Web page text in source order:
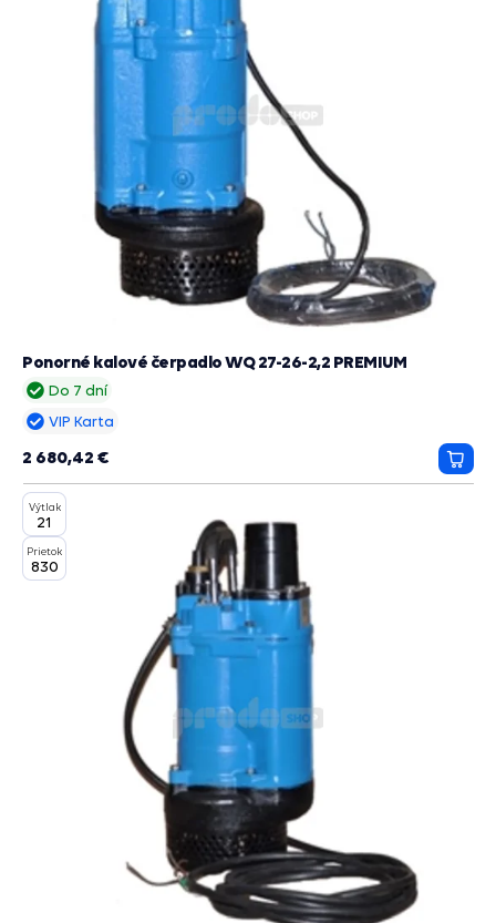
Do 7 dní
Ponorné kalové čerpadlo WQ 27-26-2,2 PREMIUM
VIP Karta
2 680,42 €
do
Výtlak
21
Prietok
830